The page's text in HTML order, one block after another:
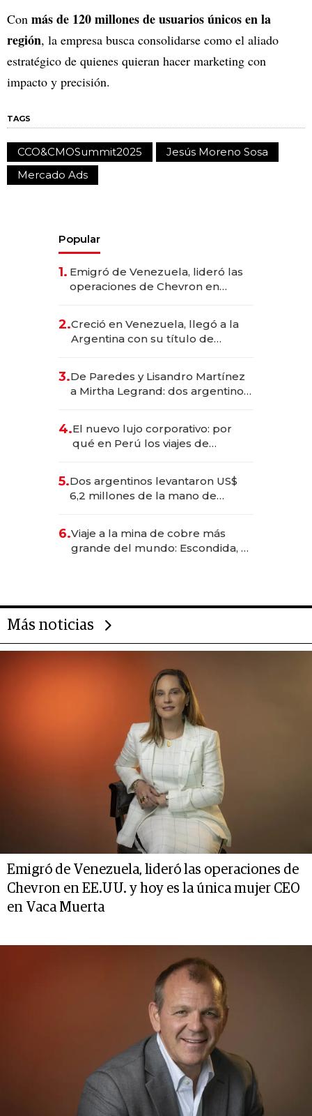
Con más de 120 millones de usuarios únicos en la
región, la empresa busca consolidarse como el aliado
estratégico de quienes quieran hacer marketing con
impacto y precisión.
TAGS
CCO&CMOSummit2025
Jesús Moreno Sosa
Mercado Ads
Popular
1. Emigró de Venezuela, lideró las
operaciones de Chevron en
2.Creció en Venezuela, llegó a la
Argentina con su título de
las marcas "fast premium"
3.De Paredes y Lisandro Martínez
a Mirtha Legrand: dos argentinos
4.El nuevo lujo corporativo: por
qué en Perú los viajes de
para convertirse en experiencias
transformadoras
5.Dos argentinos levantaron US$
6,2 millones de la mano de
6.Viaje a la mina de cobre más
grande del mundo: Escondida, el
Más noticias
Emigró de Venezuela, lideró las operaciones de
Chevron en EE.UU. y hoy es la única mujer CEO
en Vaca Muerta